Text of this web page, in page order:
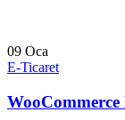
09 Oca
E-Ticaret
WooCommerce